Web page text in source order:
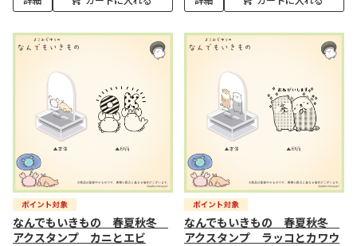
なんでもいきもの 春夏秋冬
アクスタンプ カニとエビ
なんでもいきもの 春夏秋冬
アクスタンプ ラッコとカワウ